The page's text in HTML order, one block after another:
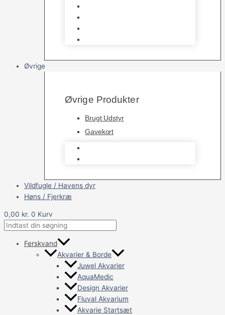
Øvrige
Øvrige Produkter
Brugt Udstyr
Gavekort
Vildfugle / Havens dyr
Høns / Fjerkræ
0,00 kr. 0 Kurv
Ferskvand
Akvarier & Borde
Juwel Akvarier
AquaMedic
Design Akvarier
Fluval Akvarium
Akvarie Startsæt